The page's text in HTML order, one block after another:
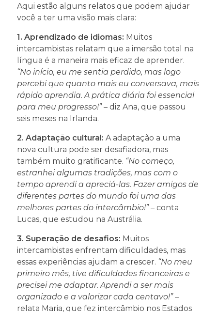
Aqui estão alguns relatos que podem ajudar
você a ter uma visão mais clara:
1. Aprendizado de idiomas: Muitos
intercambistas relatam que a imersão total na
língua é a maneira mais eficaz de aprender.
“No início, eu me sentia perdido, mas logo
percebi que quanto mais eu conversava, mais
rápido aprendia. A prática diária foi essencial
para meu progresso!”– diz Ana, que passou
seis meses na Irlanda.
2. Adaptação cultural: A adaptação a uma
nova cultura pode ser desafiadora, mas
também muito gratificante. “No começo,
estranhei algumas tradições, mas com o
tempo aprendi a apreciá-las. Fazer amigos de
diferentes partes do mundo foi uma das
melhores partes do intercâmbio!”– conta
Lucas, que estudou na Austrália.
3. Superação de desafios: Muitos
intercambistas enfrentam dificuldades, mas
essas experiências ajudam a crescer. “No meu
primeiro mês, tive dificuldades financeiras e
precisei me adaptar. Aprendi a ser mais
organizado e a valorizar cada centavo!”–
relata Maria, que fez intercâmbio nos Estados